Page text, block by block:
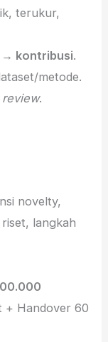
terukur,
kontribusi.
metode.
.
novelty,
langkah
+ Handover 60